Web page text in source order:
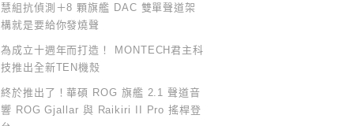
慧組抗偵測＋8 顆旗艦 DAC 雙單聲道架
構就是要給你發燒聲
為成立十週年而打造！ MONTECH君主科
技推出全新TEN機殼
終於推出了！華碩 ROG 旗艦 2.1 聲道音
響 ROG Gjallar 與 Raikiri II Pro 搖桿登